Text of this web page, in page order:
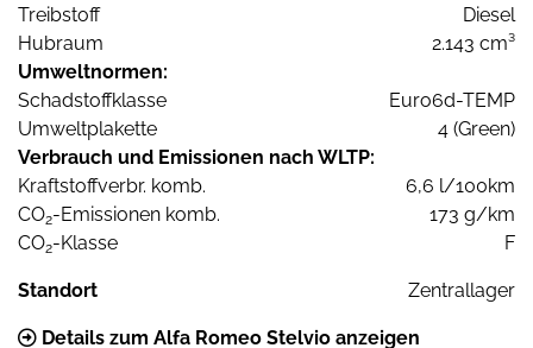
Treibstoff
Diesel
Hubraum
2.143 cm³
Umweltnormen:
Schadstoffklasse
Euro6d-TEMP
Umweltplakette
4 (Green)
Verbrauch und Emissionen nach WLTP:
Kraftstoffverbr. komb.
6,6 l/100km
CO2-Emissionen komb.
173 g/km
CO2-Klasse F
Standort Zentrallager
Details zum Alfa Romeo Stelvio anzeigen